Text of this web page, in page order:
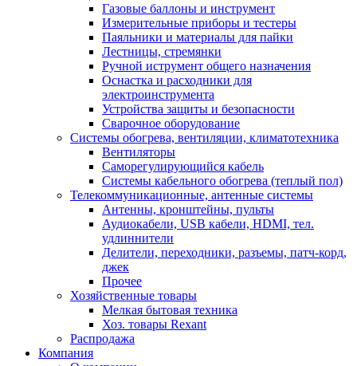
Газовые баллоны и инструмент
Измерительные приборы и тестеры
Паяльники и материалы для пайки
Лестницы, стремянки
Ручной иструмент общего назначения
Оснастка и расходники для
электроинструмента
Устройства защиты и безопасности
Сварочное оборудование
Системы обогрева, вентиляции, климатотехника
Вентиляторы
Саморегулирующийся кабель
Системы кабельного обогрева (теплый пол)
Телекоммуникационные, антенные системы
Антенны, кронштейны, пульты
Аудиокабели, USB кабели, HDMI, тел.
удлиннители
Делители, переходники, разъемы, патч-корд,
джек
Прочее
Хозяйственные товары
Мелкая бытовая техника
Хоз. товары Rexant
Распродажа
Компания